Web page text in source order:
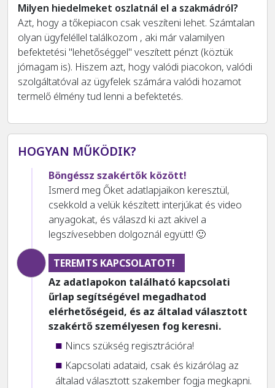
Milyen hiedelmeket oszlatnál el a szakmádról?
Azt, hogy a tőkepiacon csak veszíteni lehet. Számtalan
olyan ügyfeléllel találkozom , aki már valamilyen
befektetési "lehetőséggel" veszített pénzt (köztük
jómagam is). Hiszem azt, hogy valódi piacokon, valódi
szolgáltatóval az ügyfelek számára valódi hozamot
termelő élmény tud lenni a befektetés.
HOGYAN MŰKÖDIK?
Böngéssz szakértők között!
Ismerd meg Őket adatlapjaikon keresztül,
csekkold a velük készített interjúkat és video
anyagokat, és válaszd ki azt akivel a
legszívesebben dolgoznál együtt! 🙂
TEREMTS KAPCSOLATOT!
Az adatlapokon található kapcsolati
űrlap segítségével megadhatod
elérhetőségeid, és az általad választott
szakértő személyesen fog keresni.
Nincs szükség regisztrációra!
Kapcsolati adataid, csak és kizárólag az
általad választott szakember fogja megkapni.